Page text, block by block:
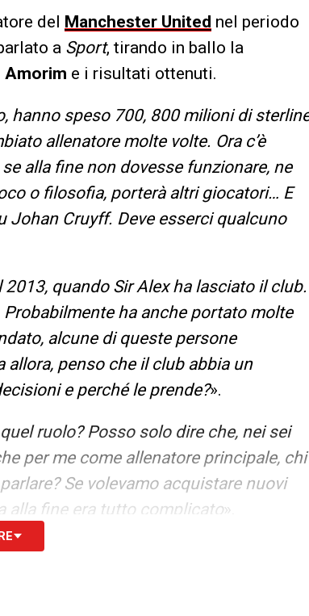
del Manchester United nel periodo
a Sport, tirando in ballo la
Amorim e i risultati ottenuti.
hanno speso 700, 800 milioni di
allenatore molte volte. Ora c’è
alla fine non dovesse funzionare, ne
o filosofia, porterà altri giocatori… E
Johan Cruyff. Deve esserci qualcuno
quando Sir Alex ha lasciato il club.
ha anche portato molte
alcune di queste persone
penso che il club abbia un
e perché le prende?».
ruolo? Posso solo dire che, nei sei
per me come allenatore principale, chi
Se volevamo acquistare nuovi
alla fine era tutto complicato».